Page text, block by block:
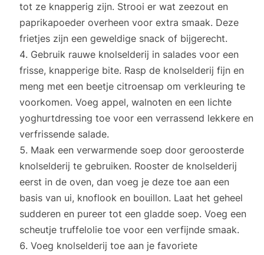
tot ze knapperig zijn. Strooi er wat zeezout en
paprikapoeder overheen voor extra smaak. Deze
frietjes zijn een geweldige snack of bijgerecht.
Gebruik rauwe knolselderij in salades voor een
frisse, knapperige bite. Rasp de knolselderij fijn en
meng met een beetje citroensap om verkleuring te
voorkomen. Voeg appel, walnoten en een lichte
yoghurtdressing toe voor een verrassend lekkere en
verfrissende salade.
Maak een verwarmende soep door geroosterde
knolselderij te gebruiken. Rooster de knolselderij
eerst in de oven, dan voeg je deze toe aan een
basis van ui, knoflook en bouillon. Laat het geheel
sudderen en pureer tot een gladde soep. Voeg een
scheutje truffelolie toe voor een verfijnde smaak.
Voeg knolselderij toe aan je favoriete